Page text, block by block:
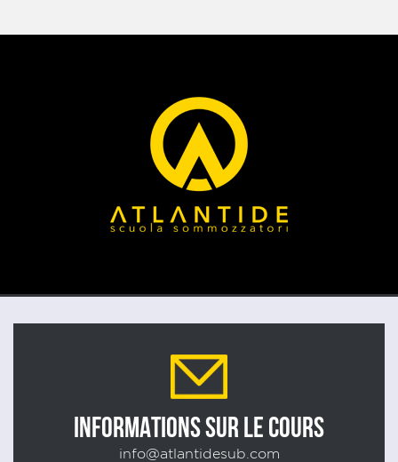
INFORMATIONS SUR LE COURS
info@atlantidesub.com